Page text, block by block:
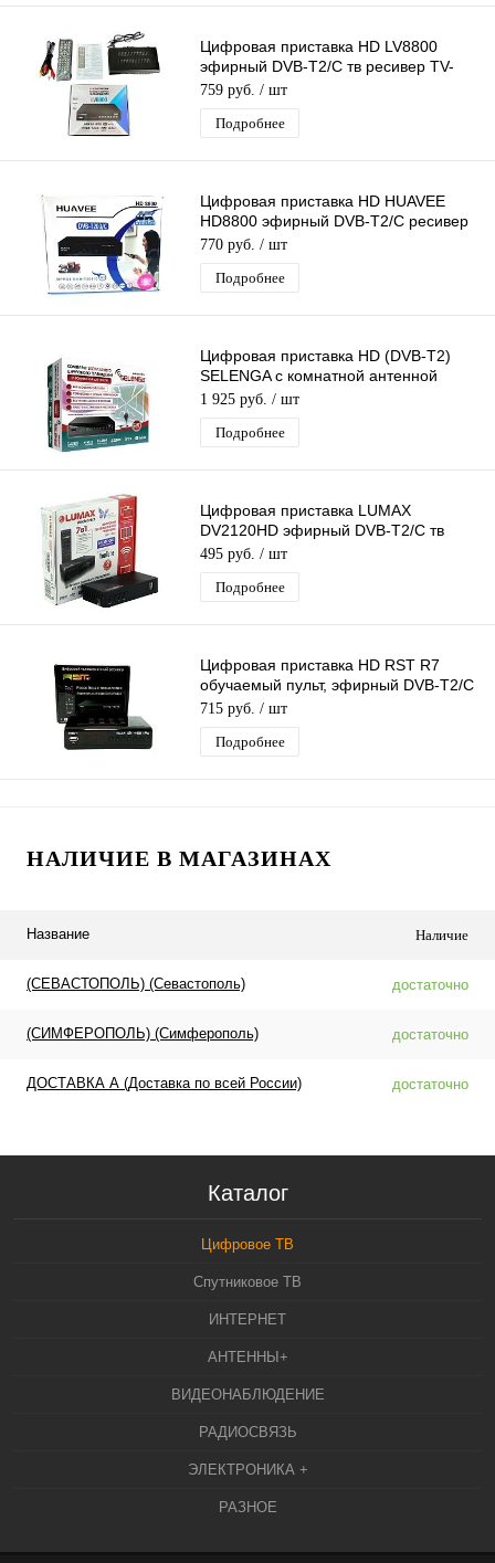
Цифровая приставка HD LV8800
эфирный DVB-T2/C тв ресивер TV-
тюнер бесплатного тв, медиаплеер
759 руб. / шт
Подробнее
Цифровая приставка HD HUAVEE
HD8800 эфирный DVB-T2/C ресивер
бесплатного тв, тюнер,цифровой
приёмник
770 руб. / шт
Подробнее
Цифровая приставка HD (DVB-T2)
SELENGA c комнатной антенной
SELENGA
1 925 руб. / шт
Подробнее
Цифровая приставка LUMAX
DV2120HD эфирный DVB-T2/C тв
ресивер бесплатное тв TV-тюнер
медиаплеер IPTV
495 руб. / шт
Подробнее
Цифровая приставка HD RST R7
обучаемый пульт, эфирный DVB-T2/C
тв ресивер бесплатное тв
715 руб. / шт
Подробнее
НАЛИЧИЕ В МАГАЗИНАХ
Название Наличие
(СЕВАСТОПОЛЬ) (Севастополь) достаточно
(СИМФЕРОПОЛЬ) (Симферополь) достаточно
ДОСТАВКА А (Доставка по всей России) достаточно
Каталог
Цифровое ТВ
Спутниковое ТВ
ИНТЕРНЕТ
АНТЕННЫ+
ВИДЕОНАБЛЮДЕНИЕ
РАДИОСВЯЗЬ
ЭЛЕКТРОНИКА +
РАЗНОЕ